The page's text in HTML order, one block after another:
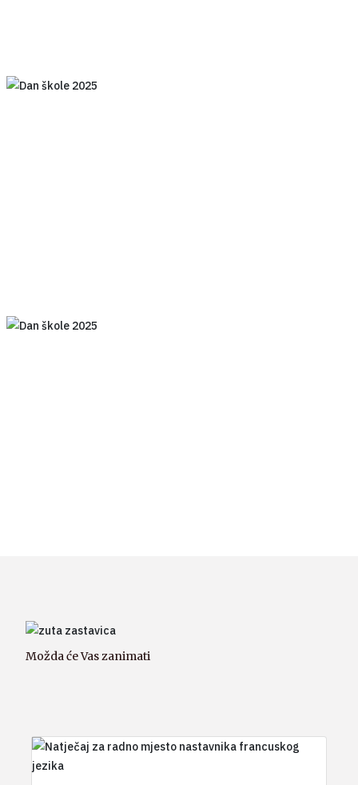
Možda će Vas zanimati